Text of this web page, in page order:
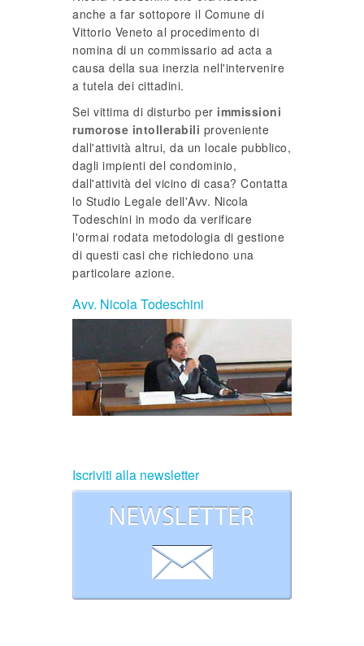
anche a far sottopore il Comune di
Vittorio Veneto al procedimento di
nomina di un commissario ad acta a
causa della sua inerzia nell'intervenire
a tutela dei cittadini.
Sei vittima di disturbo per immissioni
rumorose intollerabili proveniente
dall'attività altrui, da un locale pubblico,
dagli impienti del condominio,
dall'attività del vicino di casa? Contatta
lo Studio Legale dell'Avv. Nicola
Todeschini in modo da verificare
l'ormai rodata metodologia di gestione
di questi casi che richiedono una
particolare azione.
Avv. Nicola Todeschini
Iscriviti alla newsletter